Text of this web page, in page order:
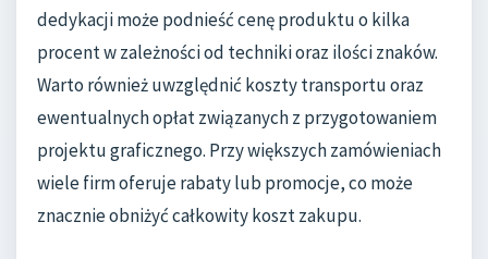
dedykacji może podnieść cenę produktu o kilka
procent w zależności od techniki oraz ilości znaków.
Warto również uwzględnić koszty transportu oraz
ewentualnych opłat związanych z przygotowaniem
projektu graficznego. Przy większych zamówieniach
wiele firm oferuje rabaty lub promocje, co może
znacznie obniżyć całkowity koszt zakupu.